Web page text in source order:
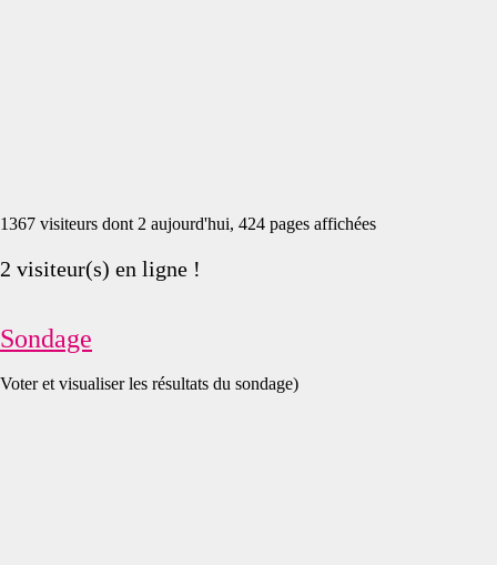
1367 visiteurs dont 2 aujourd'hui, 424 pages affichées
2 visiteur(s) en ligne !
Sondage
Voter et visualiser les résultats du sondage)